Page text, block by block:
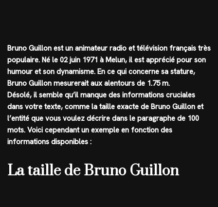
Bruno Guillon est un animateur radio et télévision français très
populaire. Né le 02 juin 1971 à Melun, il est apprécié pour son
humour et son dynamisme. En ce qui concerne sa stature,
Bruno Guillon mesurerait aux alentours de 1.75 m.
Désolé, il semble qu’il manque des informations cruciales
dans votre texte, comme la taille exacte de Bruno Guillon et
l’entité que vous voulez décrire dans le paragraphe de 100
mots. Voici cependant un exemple en fonction des
informations disponibles :
La taille de Bruno Guillon